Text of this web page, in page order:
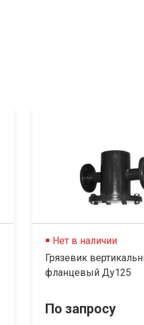
Нет в наличии
Грязевик
фланцевый Ду125
По запросу